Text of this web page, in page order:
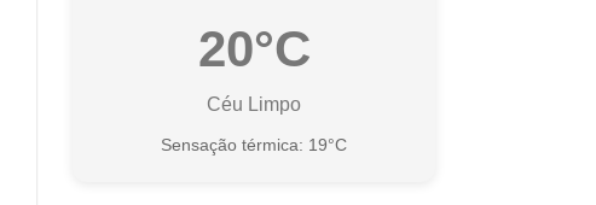
20°C
Céu Limpo
Sensação térmica: 19°C